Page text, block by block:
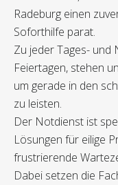
Radeburg einen
Soforthilfe parat.
Zu jeder Tages- und
Feiertagen, stehen
um gerade in den
zu leisten.
Der Notdienst ist
Lösungen für eilige
frustrierende
Dabei setzen die